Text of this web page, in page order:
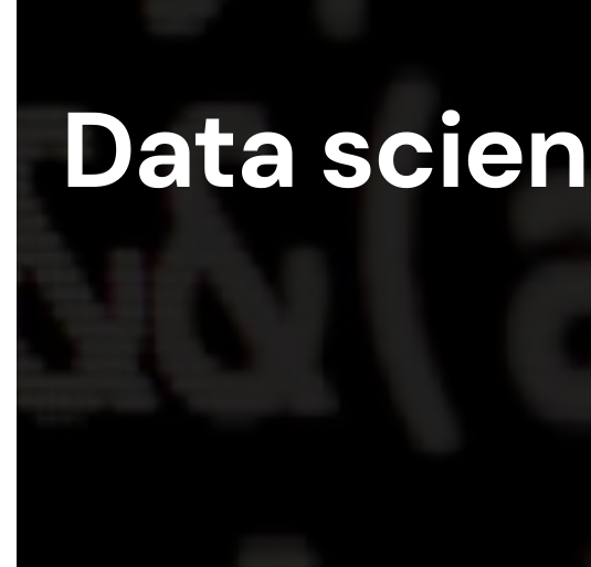
Data